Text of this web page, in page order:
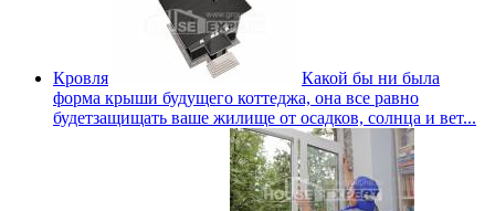
Кровля
Какой бы ни была
форма крыши будущего коттеджа, она все равно
будетзащищать ваше жилище от осадков, солнца и вет...